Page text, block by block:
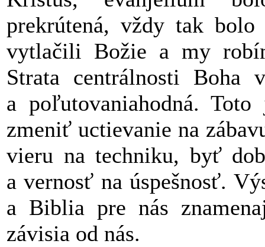
prekrútená, vždy tak
vytlačili Božie a my
Strata centrálnosti
a poľutovaniahodná.
zmeniť uctievanie na
vieru na techniku, byť
a vernosť na úspešnosť.
a Biblia pre nás
závisia od nás.